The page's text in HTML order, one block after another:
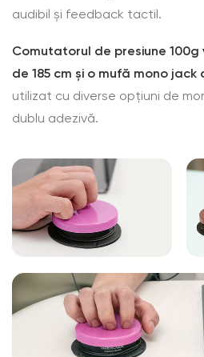
audibil și feedback tactil.
Comutatorul de presiune 100g
de 185 cm și o mufă mono jack
utilizat cu diverse opțiuni de
dublu adezivă.